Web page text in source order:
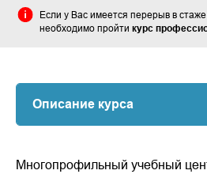
Если у Вас имеется перерыв в
необходимо пройти курс
Многопрофильный учебный